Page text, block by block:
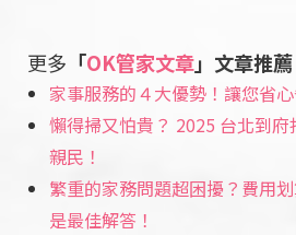
更多 「OK管家文章」文章推薦
家事服務的４大優勢！讓您省
懶得掃又怕貴？ 2025 台北到
親民！
繁重的家務問題超困擾？費用
是最佳解答！